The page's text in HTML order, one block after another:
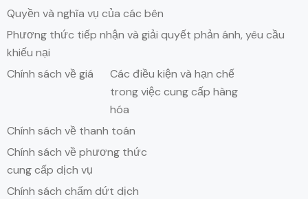
Quyền và nghĩa vụ của các bên
Phương thức tiếp nhận và giải quyết phản ánh, yêu cầu
khiếu nại
Chính sách về giá
Các điều kiện và hạn chế
trong việc cung cấp hàng
hóa
Chính sách về thanh toán
Chính sách về phương thức
cung cấp dịch vụ
Chính sách chấm dứt dịch